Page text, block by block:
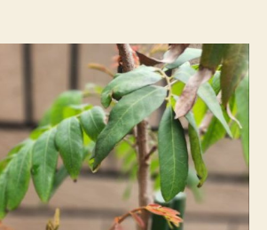
佈
菌
實
測
心
得：
從
葉
況
到
新